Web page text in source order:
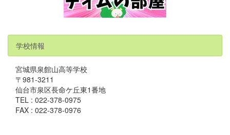
学校情報
宮城県泉館山高等学校
〒981-3211
仙台市泉区長命ケ丘東1番地
TEL : 022-378-0975
FAX : 022-378-0976